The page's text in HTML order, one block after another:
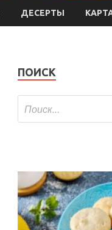
ДЕСЕРТЫ
ПОИСК